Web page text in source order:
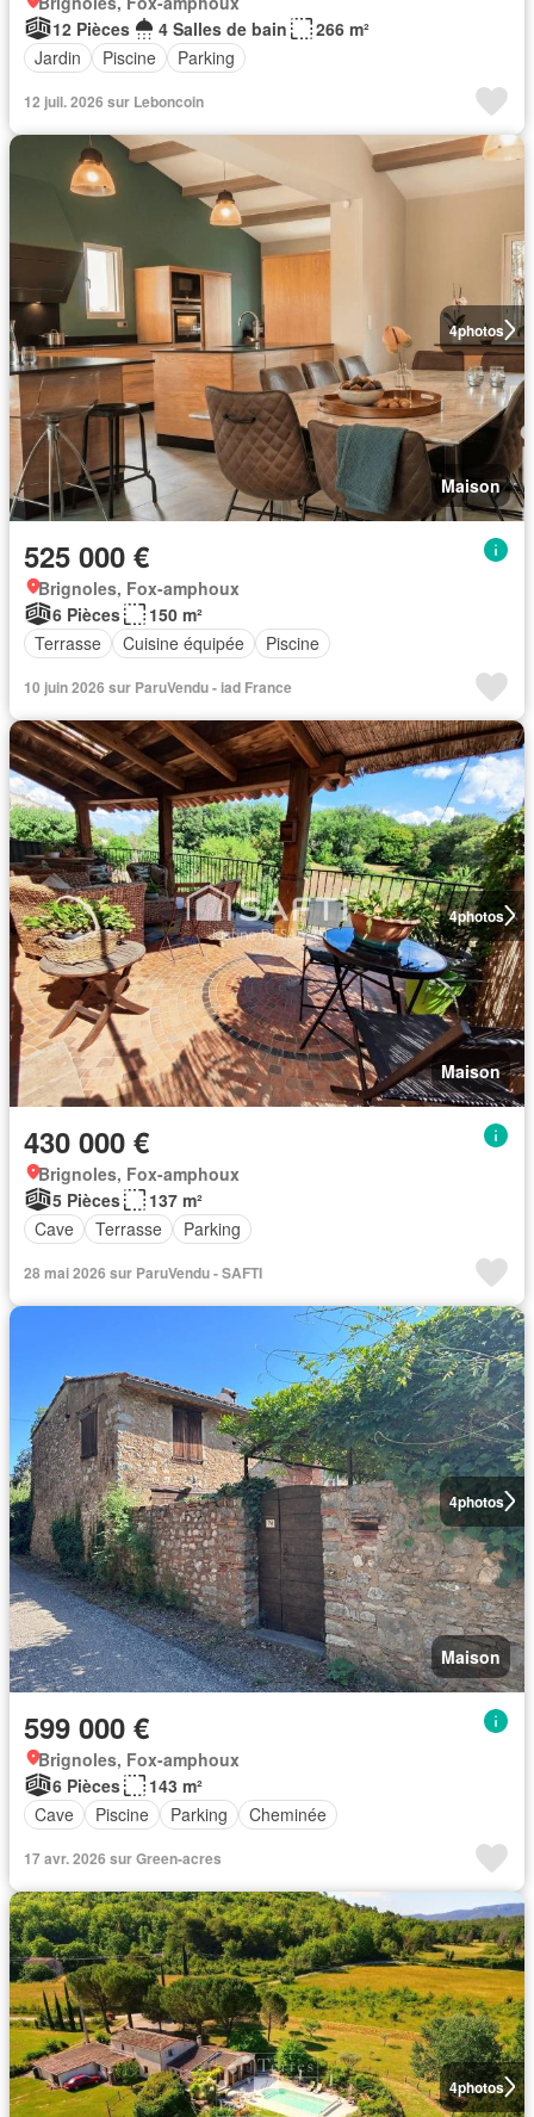
12 Pièces
4 Salles de bain
266 m²
Jardin
Piscine Parking
12 juil. 2026 sur Leboncoin
4photos
Maison
525 000 €
Brignoles, Fox-amphoux
6 Pièces
150 m²
Terrasse
Cuisine équipée Piscine
10 juin 2026 sur ParuVendu - iad France
4photos
Maison
430 000 €
Brignoles, Fox-amphoux
5 Pièces
137 m²
Cave
Terrasse Parking
28 mai 2026 sur ParuVendu - SAFTI
4photos
Maison
599 000 €
Brignoles, Fox-amphoux
6 Pièces
143 m²
Cave
Piscine Parking Cheminée
17 avr. 2026 sur Green-acres
4photos